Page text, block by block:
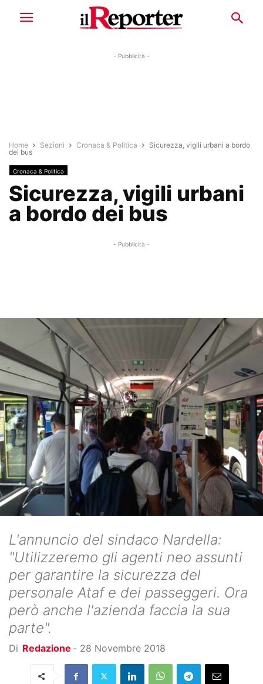
- Pubblicità -
Home Sezioni Cronaca & Politica
Sicurezza, vigili urbani a bordo
dei bus
Cronaca & Politica
Sicurezza, vigili urbani
a bordo dei bus
- Pubblicità -
L'annuncio del sindaco Nardella:
"Utilizzeremo gli agenti neo assunti
per garantire la sicurezza del
personale Ataf e dei passeggeri. Ora
però anche l'azienda faccia la sua
parte".
Di Redazione - 28 Novembre 2018